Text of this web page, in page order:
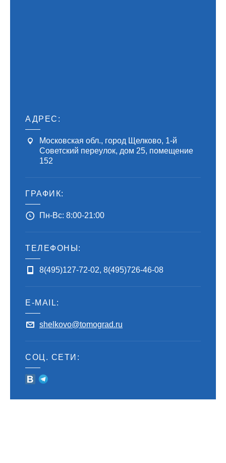
АДРЕС:
Московская обл., город Щелково, 1-й
Советский переулок, дом 25, помещение
152
ГРАФИК:
Пн-Вс: 8:00-21:00
ТЕЛЕФОНЫ:
8(495)127-72-02, 8(495)726-46-08
E-MAIL:
shelkovo@tomograd.ru
СОЦ. СЕТИ: